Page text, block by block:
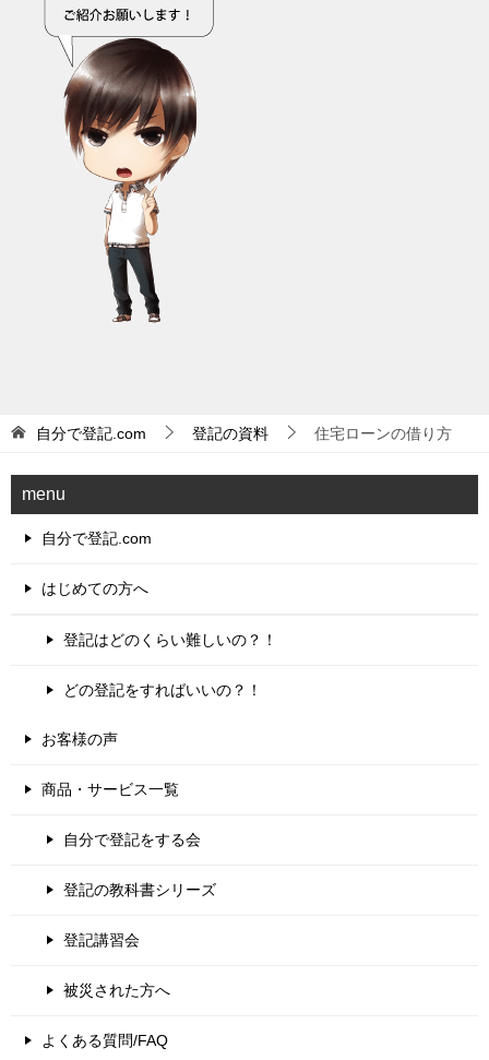
自分で登記.com 登記の資料 住宅ローンの借り方
menu
自分で登記.com
はじめての方へ
登記はどのくらい難しいの？！
どの登記をすればいいの？！
お客様の声
商品・サービス一覧
自分で登記をする会
登記の教科書シリーズ
登記講習会
被災された方へ
よくある質問/FAQ